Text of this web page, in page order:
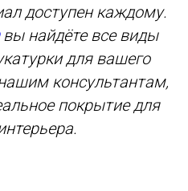
доступен каждому.
вы найдёте все виды
для вашего
консультантам,
покрытие для